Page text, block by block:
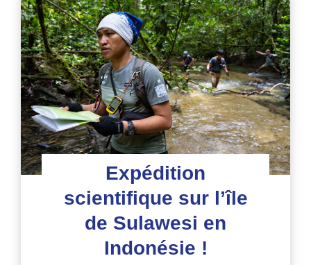
protégez
le
triangle
de
corail
en
Indonésie
Expédition
scientifique sur l’île
de Sulawesi en
Indonésie !